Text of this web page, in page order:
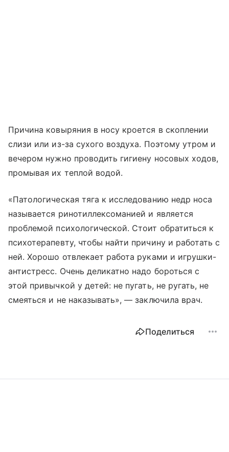
Причина ковыряния в носу кроется в скоплении
слизи или из-за сухого воздуха. Поэтому утром и
вечером нужно проводить гигиену носовых ходов,
промывая их теплой водой.
«Патологическая тяга к исследованию недр носа
называется ринотиллексоманией и является
проблемой психологической. Стоит обратиться к
психотерапевту, чтобы найти причину и работать с
ней. Хорошо отвлекает работа руками и игрушки-
антистресс. Очень деликатно надо бороться с
этой привычкой у детей: не пугать, не ругать, не
смеяться и не наказывать», — заключила врач.
Поделиться